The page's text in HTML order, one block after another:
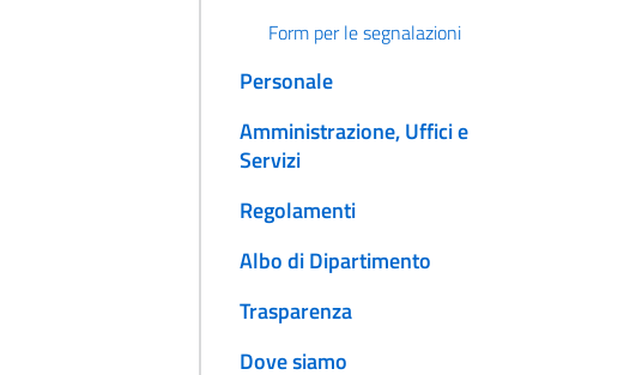
Form per le segnalazioni
Personale
Amministrazione, Uffici e
Servizi
Regolamenti
Albo di Dipartimento
Trasparenza
Dove siamo